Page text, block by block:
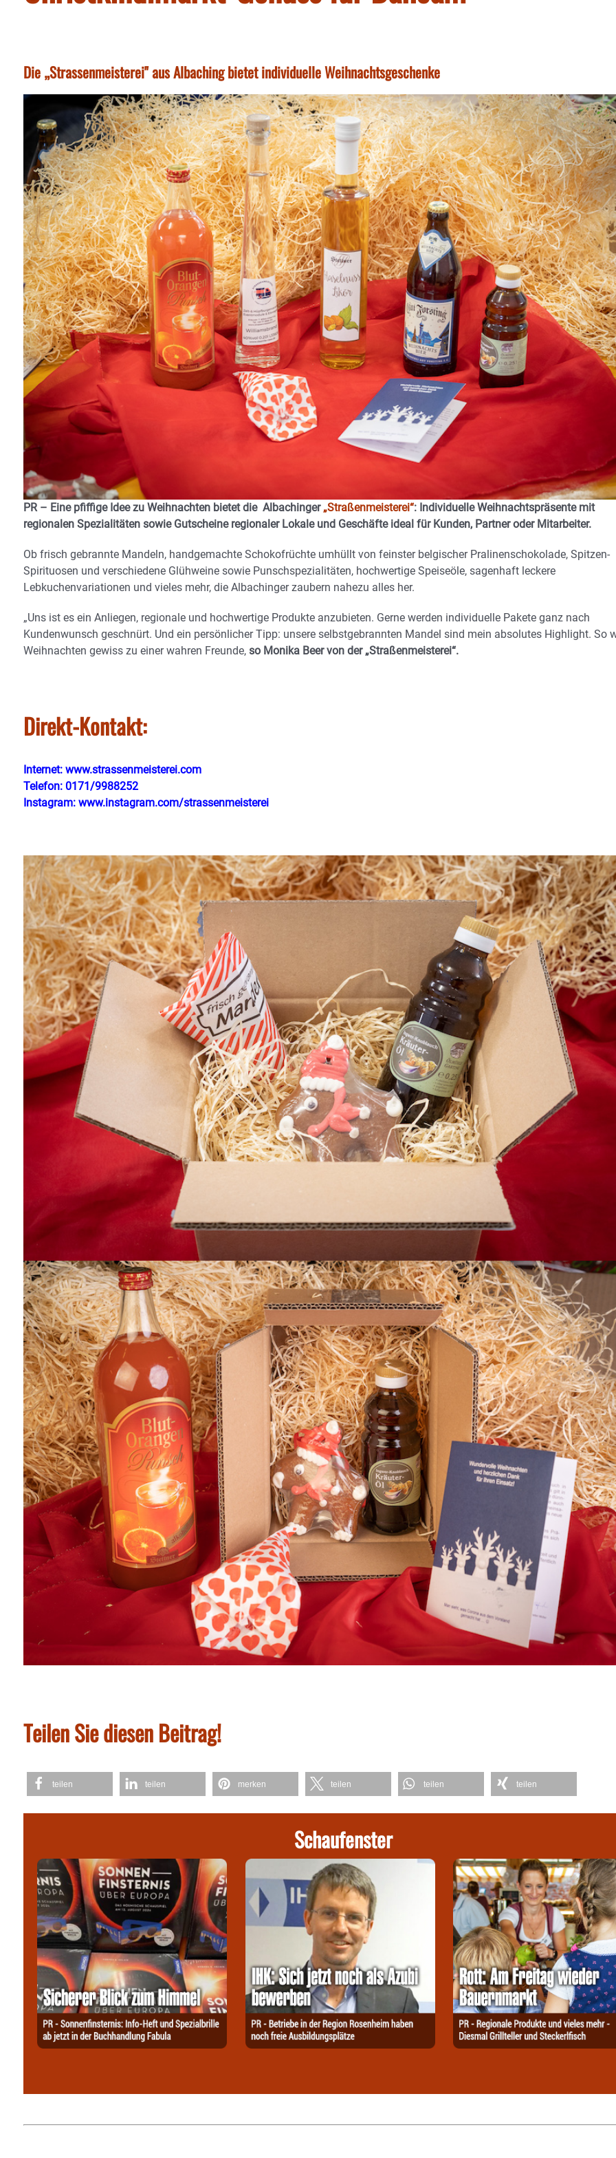
Die „Strassenmeisterei" aus Albaching bietet individuelle Weihnachtsgeschenke
PR – Eine pfiffige Idee zu Weihnachten bietet die Albachinger „Straßenmeisterei“: Individuelle Weihnachtspräsente mit
regionalen Spezialitäten sowie Gutscheine regionaler Lokale und Geschäfte ideal für Kunden, Partner oder Mitarbeiter.
Ob frisch gebrannte Mandeln, handgemachte Schokofrüchte umhüllt von feinster belgischer Pralinenschokolade, Spitzen-
Spirituosen und verschiedene Glühweine sowie Punschspezialitäten, hochwertige Speiseöle, sagenhaft leckere
Lebkuchenvariationen und vieles mehr, die Albachinger zaubern nahezu alles her.
„Uns ist es ein Anliegen, regionale und hochwertige Produkte anzubieten. Gerne werden individuelle Pakete ganz nach
Kundenwunsch geschnürt. Und ein persönlicher Tipp: unsere selbstgebrannten Mandel sind mein absolutes Highlight. So
Weihnachten gewiss zu einer wahren Freunde, so Monika Beer von der „Straßenmeisterei“.
Direkt-Kontakt:
Internet: www.strassenmeisterei.com
Telefon: 0171/9988252
Instagram: www.instagram.com/strassenmeisterei
Teilen Sie diesen Beitrag!
teilen teilen merken teilen teilen teilen
Schaufenster